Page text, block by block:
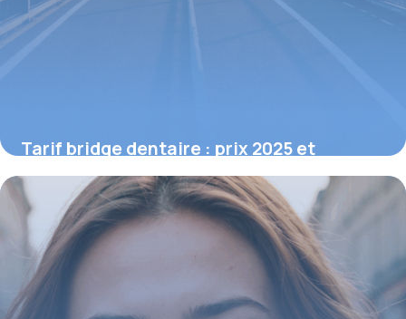
Tarif bridge dentaire : prix 2025 et
conseils pour choisir
15 juin 2026